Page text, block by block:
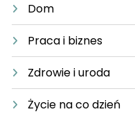
Dom
Praca i biznes
Zdrowie i uroda
Życie na co dzień